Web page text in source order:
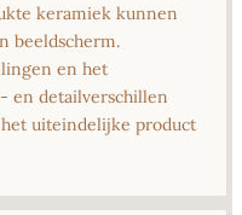
keramiek kunnen
beeldscherm.
en het
en detailverschillen
uiteindelijke product